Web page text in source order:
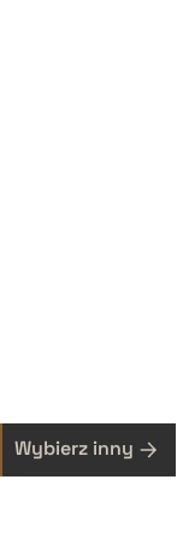
Wybierz inny